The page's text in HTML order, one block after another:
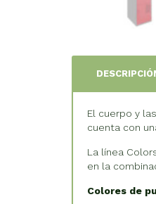
El cuerpo y
cuenta con
La línea
en la
Colores de